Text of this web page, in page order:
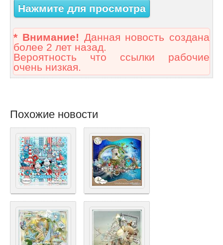
Нажмите для просмотра
* Внимание! Данная новость создана
более 2 лет назад.
Вероятность что ссылки рабочие
очень низкая.
Похожие новости